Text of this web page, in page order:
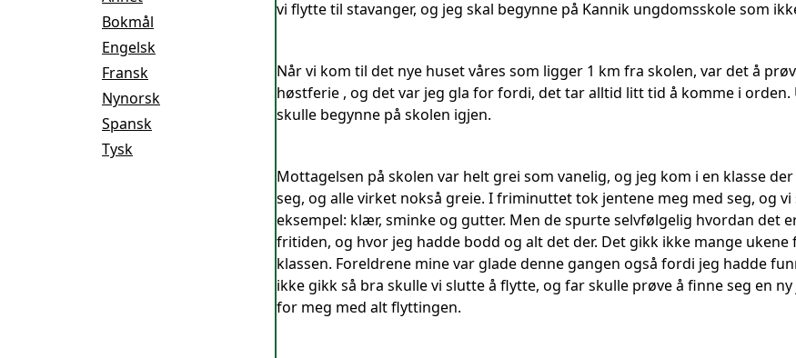
Bokmål
Engelsk
Fransk
Nynorsk
Spansk
Tysk
vi flytte til stavanger, og jeg skal begynne på Kannik ungdomsskole som
Når vi kom til det nye huset våres som ligger 1 km fra skolen, var det å
høstferie , og det var jeg gla for fordi, det tar alltid litt tid å komme i
skulle begynne på skolen igjen.
Mottagelsen på skolen var helt grei som vanelig, og jeg kom i en klasse
seg, og alle virket nokså greie. I friminuttet tok jentene meg med seg, og
eksempel: klær, sminke og gutter. Men de spurte selvfølgelig hvordan det
fritiden, og hvor jeg hadde bodd og alt det der. Det gikk ikke mange
klassen. Foreldrene mine var glade denne gangen også fordi jeg hadde
ikke gikk så bra skulle vi slutte å flytte, og far skulle prøve å finne seg en
for meg med alt flyttingen.